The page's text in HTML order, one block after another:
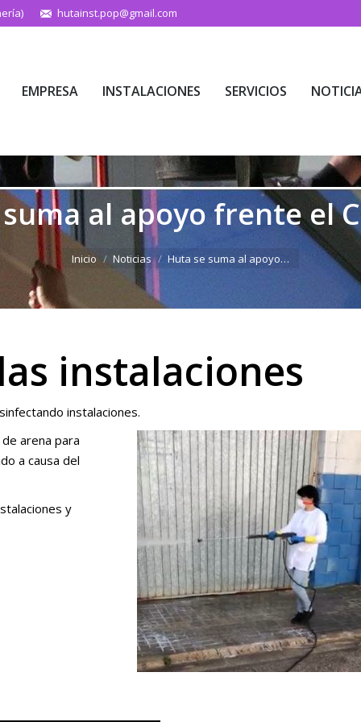
hutainst.pop@gmail.com
EMPRESA INSTALACIONES SERVICIOS
al apoyo frente el
Estás aquí:
Inicio Noticias Huta se suma al apoyo…
instalaciones
instalaciones.
arena para
a causa del
y